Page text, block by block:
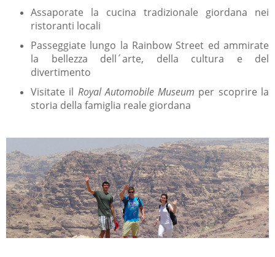
Assaporate la cucina tradizionale giordana nei
ristoranti locali
Passeggiate lungo la Rainbow Street ed ammirate
la bellezza dell´arte, della cultura e del
divertimento
Visitate il Royal Automobile Museum per scoprire la
storia della famiglia reale giordana